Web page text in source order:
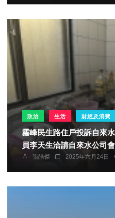
政治 生活 財經及消費
霧峰民生路住戶投訴自來水混濁
員李天生洽請自來水公司
張皓傑 2025年六月24日